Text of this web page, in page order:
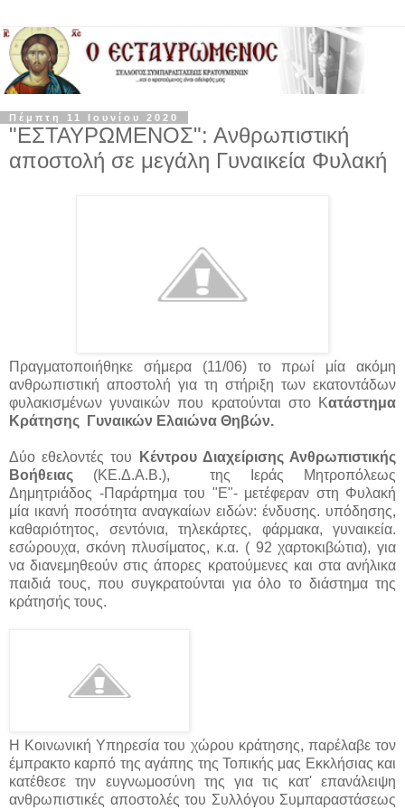
Πέμπτη 11 Ιουνίου 2020
"ΕΣΤΑΥΡΩΜΕΝΟΣ": Ανθρωπιστική
αποστολή σε μεγάλη Γυναικεία Φυλακή
Πραγματοποιήθηκε σήμερα (11/06) το πρωί μία ακόμη
ανθρωπιστική αποστολή για τη στήριξη των εκατοντάδων
φυλακισμένων γυναικών που κρατούνται στο Κατάστημα
Κράτησης Γυναικών Ελαιώνα Θηβών.
Δύο εθελοντές του
Κέντρου Διαχείρισης Ανθρωπιστικής
Βοήθειας (ΚΕ.Δ.Α.Β.), της Ιεράς Μητροπόλεως
Δημητριάδος -Παράρτημα του "Ε"- μετέφεραν στη Φυλακή
μία ικανή ποσότητα αναγκαίων ειδών: ένδυσης. υπόδησης,
καθαριότητος, σεντόνια, τηλεκάρτες, φάρμακα, γυναικεία.
εσώρουχα, σκόνη πλυσίματος, κ.α. ( 92 χαρτοκιβώτια), για
να διανεμηθεούν στις άπορες κρατούμενες και στα ανήλικα
παιδιά τους, που συγκρατούνται για όλο το διάστημα της
κράτησής τους.
Η Κοινωνική Υπηρεσία του χώρου κράτησης, παρέλαβε τον
έμπρακτο καρπό της αγάπης της Τοπικής μας Εκκλήσιας και
κατέθεσε την ευγνωμοσύνη τηςγια τις κατ' επανάλειψη
ανθρωπιστικές αποστολές του Συλλόγου Συμπαραστάσεως